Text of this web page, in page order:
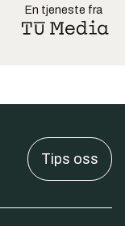
En tjeneste fra
Tips oss